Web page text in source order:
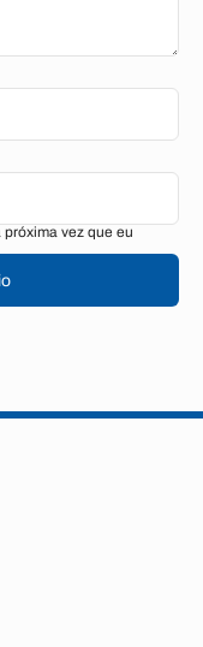
vez que eu